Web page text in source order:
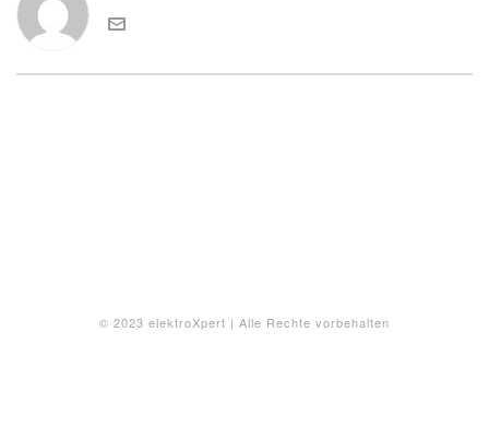
© 2023 elektroXpert | Alle Rechte vorbehalten